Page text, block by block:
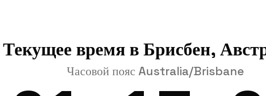
Текущее время в Брисбен,
Часовой пояс Australia/Brisbane